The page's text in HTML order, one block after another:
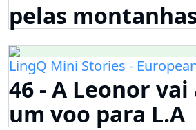
pelas
LingQ Mini Stories -
46 - A Leonor
um voo para L.A